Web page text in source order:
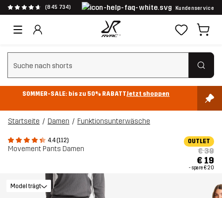
(845 734) Kundenservice
Suchfilter löschen
SOMMER-SALE: bis zu 50% RABATTJetzt shoppen
Startseite Damen Funktionsunterwäsche
4.4 (112)
Movement Pants Damen
OUTLET
€ 39
€ 19
- spare€ 20
Model trägt